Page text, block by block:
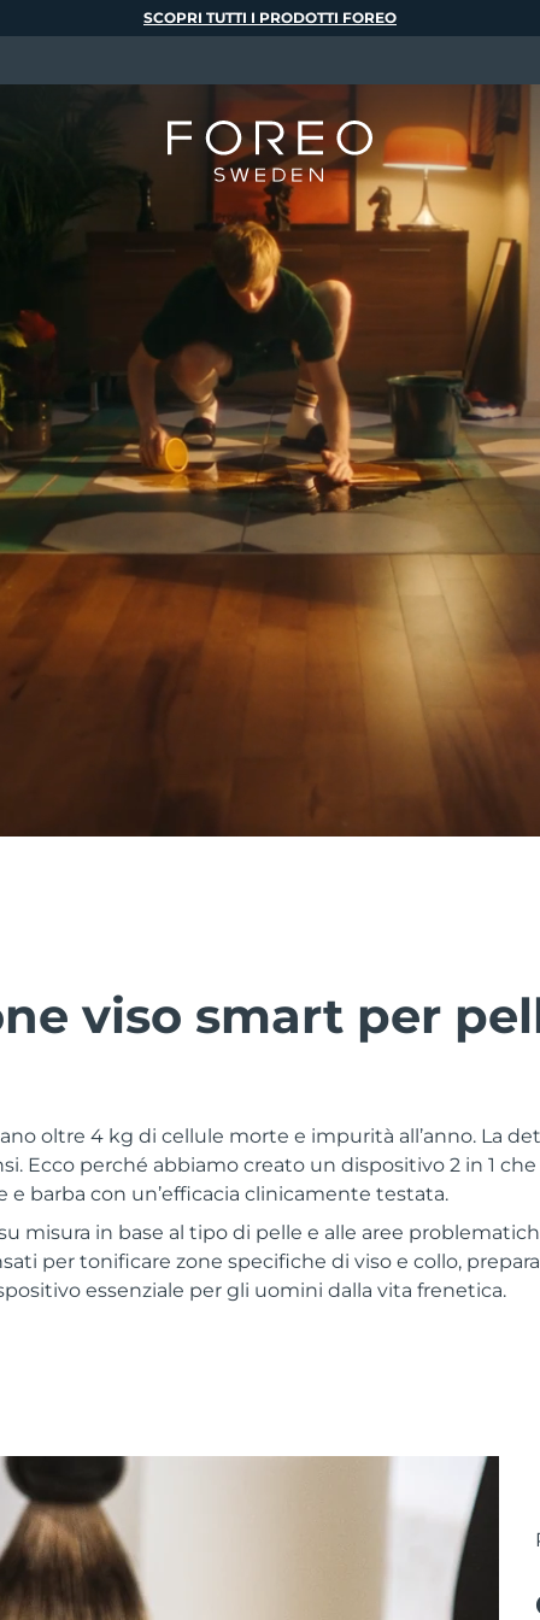
viso smart per
oltre 4 kg di cellule morte e impurità all’anno. La
Ecco perché abbiamo creato un dispositivo 2 in 1
e barba con un’efficacia clinicamente testata.
misura in base al tipo di pelle e alle aree
per tonificare zone specifiche di viso e collo,
essenziale per gli uomini dalla vita frenetica.
SCOPRI TUTTI I PRODOTTI FOREO